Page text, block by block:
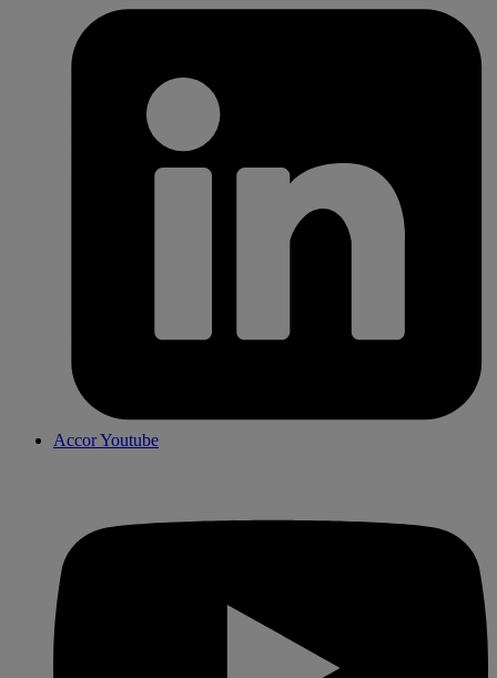
Accor Youtube